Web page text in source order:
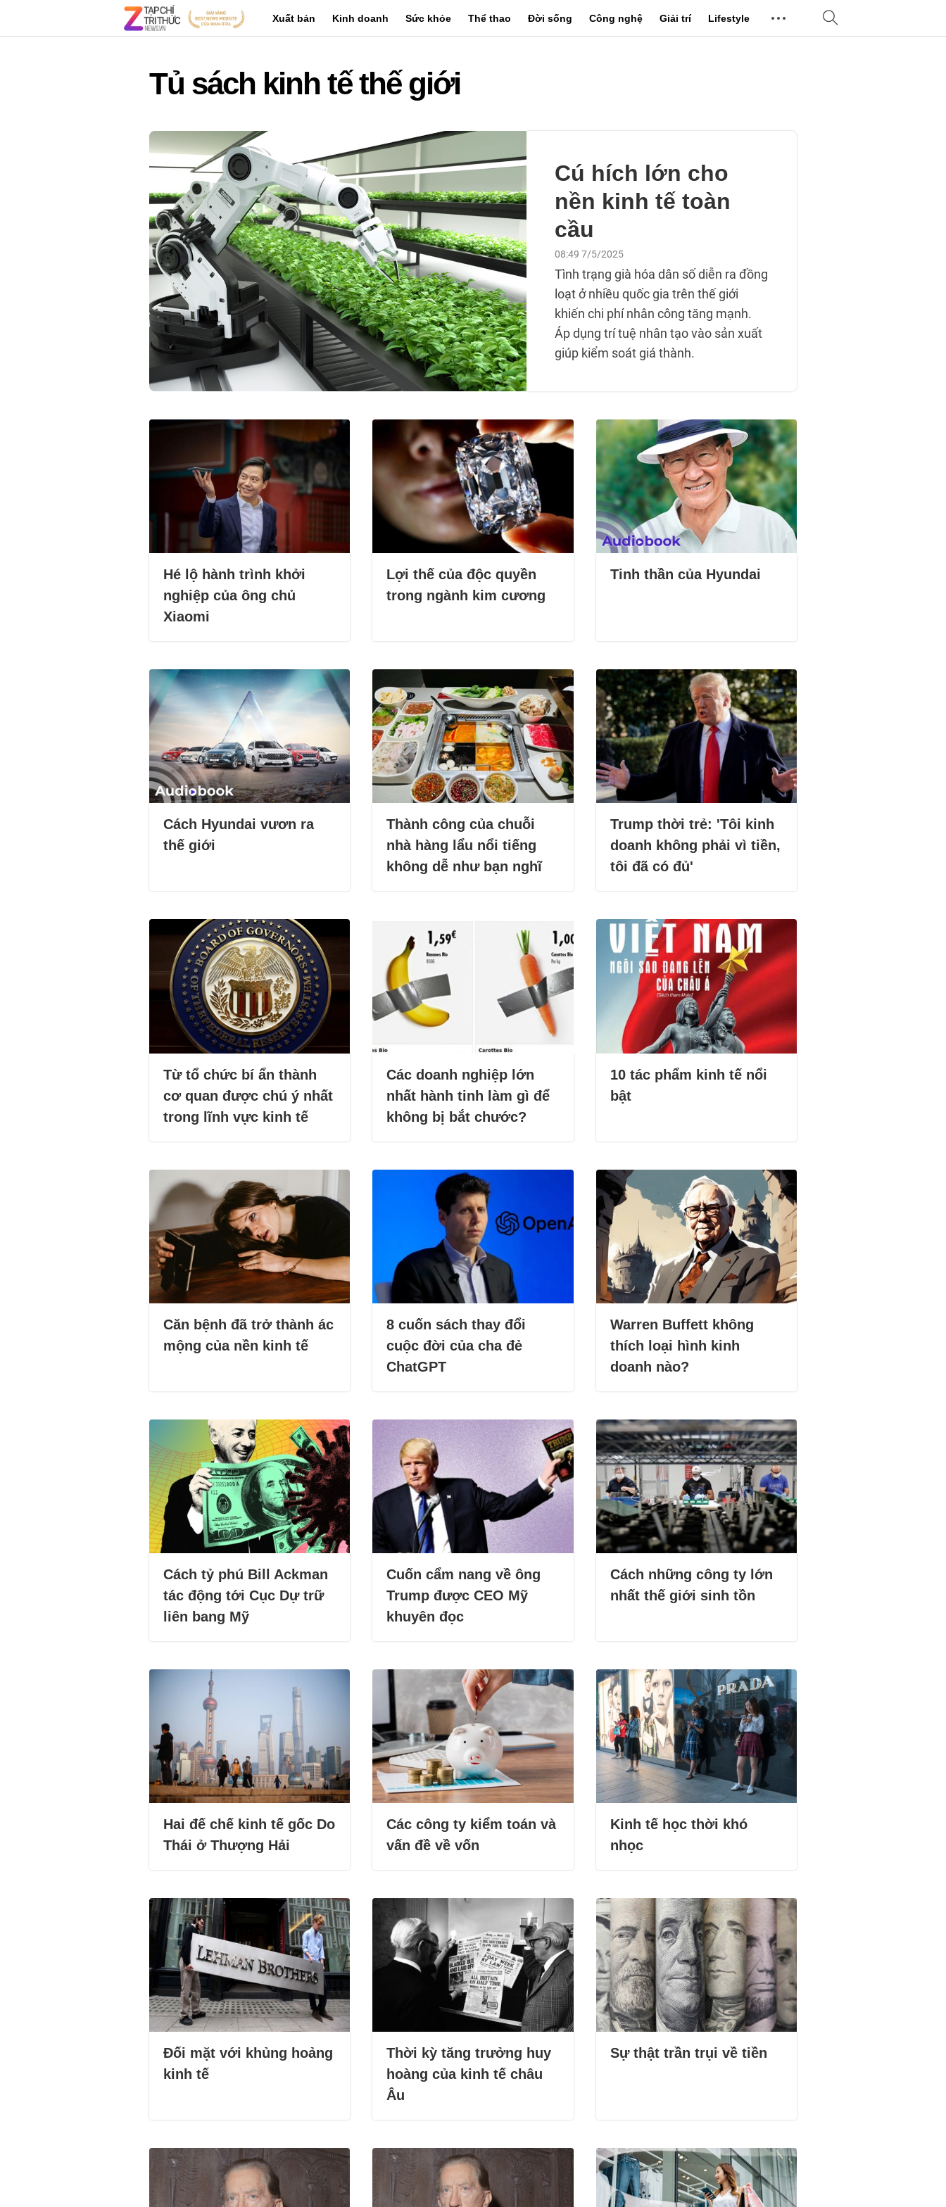
Xuất bản Kinh doanh Sức khỏe Thể thao Đời sống Công nghệ Giải trí Lifestyle
Tủ sách kinh tế thế giới
Cú hích lớn cho
nền kinh tế toàn
cầu
08:49 7/5/2025
Tình trạng già hóa dân số diễn ra đồng
loạt ở nhiều quốc gia trên thế giới
khiến chi phí nhân công tăng mạnh.
Áp dụng trí tuệ nhân tạo vào sản xuất
giúp kiểm soát giá thành.
Hé lộ hành trình khởi
nghiệp của ông chủ
Xiaomi
Lợi thế của độc quyền
trong ngành kim cương
Tinh thần của Hyundai
Cách Hyundai vươn ra
thế giới
Thành công của chuỗi
nhà hàng lẩu nổi tiếng
không dễ như bạn nghĩ
Trump thời trẻ: 'Tôi kinh
doanh không phải vì tiền,
tôi đã có đủ'
Từ tổ chức bí ẩn thành
cơ quan được chú ý nhất
trong lĩnh vực kinh tế
Các doanh nghiệp lớn
nhất hành tinh làm gì để
không bị bắt chước?
10 tác phẩm kinh tế nổi
bật
Căn bệnh đã trở thành ác
mộng của nền kinh tế
8 cuốn sách thay đổi
cuộc đời của cha đẻ
ChatGPT
Warren Buffett không
thích loại hình kinh
doanh nào?
Cách tỷ phú Bill Ackman
tác động tới Cục Dự trữ
liên bang Mỹ
Cuốn cẩm nang về ông
Trump được CEO Mỹ
khuyên đọc
Cách những công ty lớn
nhất thế giới sinh tồn
Hai đế chế kinh tế gốc Do
Thái ở Thượng Hải
Các công ty kiểm toán và
vấn đề về vốn
Kinh tế học thời khó
nhọc
Đối mặt với khủng hoảng
kinh tế
Thời kỳ tăng trưởng huy
hoàng của kinh tế châu
Âu
Sự thật trần trụi về tiền